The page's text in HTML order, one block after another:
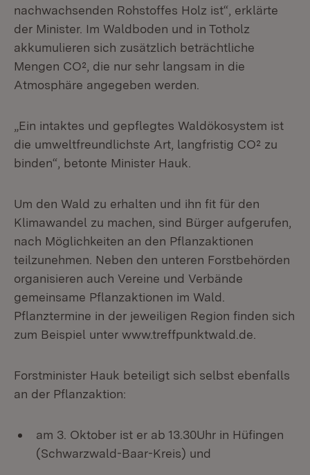
nachwachsenden Rohstoffes Holz ist“, erklärte
der Minister. Im Waldboden und in Totholz
akkumulieren sich zusätzlich beträchtliche
Mengen CO², die nur sehr langsam in die
Atmosphäre angegeben werden.
„Ein intaktes und gepflegtes Waldökosystem ist
die umweltfreundlichste Art, langfristig CO² zu
binden“, betonte Minister Hauk.
Um den Wald zu erhalten und ihn fit für den
Klimawandel zu machen, sind Bürger aufgerufen,
nach Möglichkeiten an den Pflanzaktionen
teilzunehmen. Neben den unteren Forstbehörden
organisieren auch Vereine und Verbände
gemeinsame Pflanzaktionen im Wald.
Pflanztermine in der jeweiligen Region finden sich
zum Beispiel unter www.treffpunktwald.de.
Forstminister Hauk beteiligt sich selbst ebenfalls
an der Pflanzaktion:
am 3. Oktober ist er ab 13.30Uhr in Hüfingen
(Schwarzwald-Baar-Kreis) und